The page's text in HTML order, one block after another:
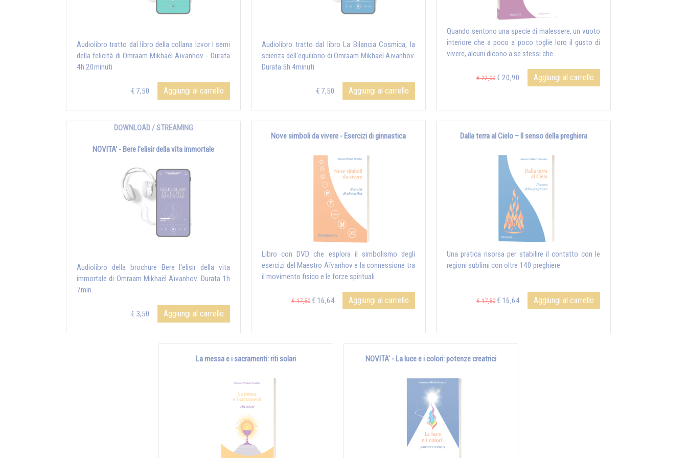
Audiolibro tratto dal libro della collana Izvor I semi
della felicità di Omraam Mikhaël Aïvanhov - Durata
4h 20minuti
€ 7,50 Aggiungi al carrello
Audiolibro tratto dal libro La Bilancia Cosmica, la
scienza dell'equilibrio di Omraam Mikhaël Aïvanhov.
Durata 5h 4minuti
€ 7,50 Aggiungi al carrello
Quando sentono una specie di malessere, un vuoto
interiore che a poco a poco toglie loro il gusto di
vivere, alcuni dicono a se stessi che …
€ 22,00 € 20,90 Aggiungi al carrello
DOWNLOAD / STREAMING
NOVITA' - Bere l'elisir della vita immortale
Audiolibro della brochure Bere l'elisir della vita
immortale di Omraam Mikhaël Aïvanhov. Durata 1h
7min.
€ 3,50 Aggiungi al carrello
Nove simboli da vivere - Esercizi di ginnastica
Libro con DVD che esplora il simbolismo degli
esercizi del Maestro Aïvanhov e la connessione tra
il movimento fisico e le forze spirituali
€ 17,50 € 16,64 Aggiungi al carrello
Dalla terra al Cielo – Il senso della preghiera
Una pratica risorsa per stabilire il contatto con le
regioni sublimi con oltre 140 preghiere
€ 17,50 € 16,64 Aggiungi al carrello
La messa e i sacramenti: riti solari NOVITA' - La luce e i colori: potenze creatrici